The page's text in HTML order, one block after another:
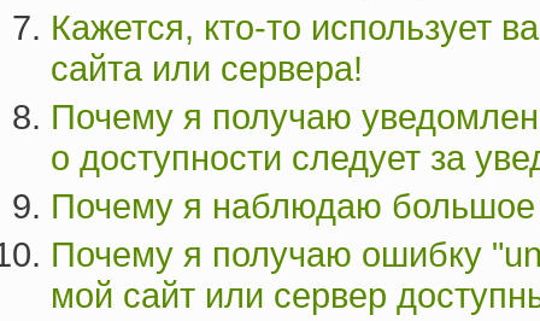
Кажется, кто-то использует
сайта или сервера!
Почему я получаю
о доступности следует за
Почему я наблюдаю большое
Почему я получаю ошибку
мой сайт или сервер